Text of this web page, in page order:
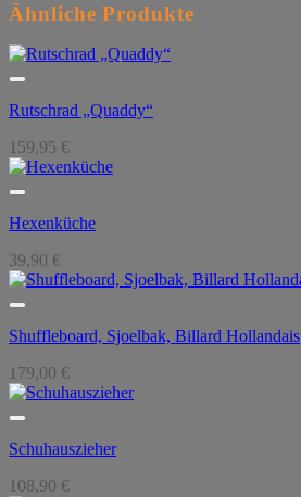
Ähnliche Produkte
Rutschrad „Quaddy“
159,95 €
Hexenküche
39,90 €
Shuffleboard, Sjoelbak, Billard Hollandais
179,00 €
Schuhauszieher
108,90 €